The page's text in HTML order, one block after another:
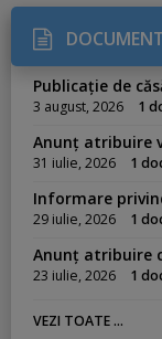
Publicație de
3 august, 2026 1
Anunț atribuire
31 iulie, 2026 1
Informare
29 iulie, 2026 1
Anunț atribuire
23 iulie, 2026 1
VEZI TOATE ...